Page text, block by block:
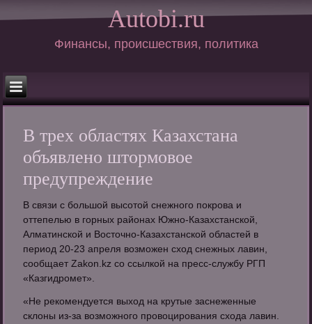
Autobi.ru
Финансы, происшествия, политика
В трех областях Казахстана
объявлено штормовое
предупреждение
В связи с большой высотой снежного покрова и
оттепелью в горных районах Южно-Казахстанской,
Алматинской и Восточно-Казахстанской областей в
период 20-23 апреля возможен сход снежных лавин,
сообщает Zakon.kz со ссылкой на пресс-службу РГП
«Казгидромет».
«Не рекомендуется выход на крутые заснеженные
склоны из-за возможного провоцирования схода лавин.